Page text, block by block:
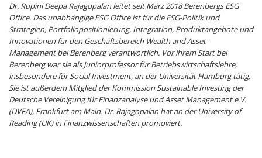
Dr. Rupini Deepa Rajagopalan leitet seit März 2018 Berenbergs ESG
Office. Das unabhängige ESG Office ist für die ESG-Politik und
Strategien, Portfoliopositionierung, Integration, Produktangebote und
Innovationen für den Geschäftsbereich Wealth and Asset
Management bei Berenberg verantwortlich. Vor ihrem Start bei
Berenberg war sie als Juniorprofessor für Betriebswirtschaftslehre,
insbesondere für Social Investment, an der Universität Hamburg tätig.
Sie ist außerdem Mitglied der Kommission Sustainable Investing der
Deutsche Vereinigung für Finanzanalyse und Asset Management e.V.
(DVFA), Frankfurt am Main. Dr. Rajagopalan hat an der University of
Reading (UK) in Finanzwissenschaften promoviert.